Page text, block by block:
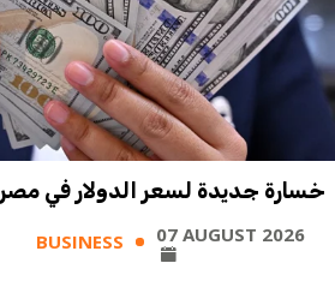
خسارة جديدة لسعر الدولار في مصر
BUSINESS 07 AUGUST 2026